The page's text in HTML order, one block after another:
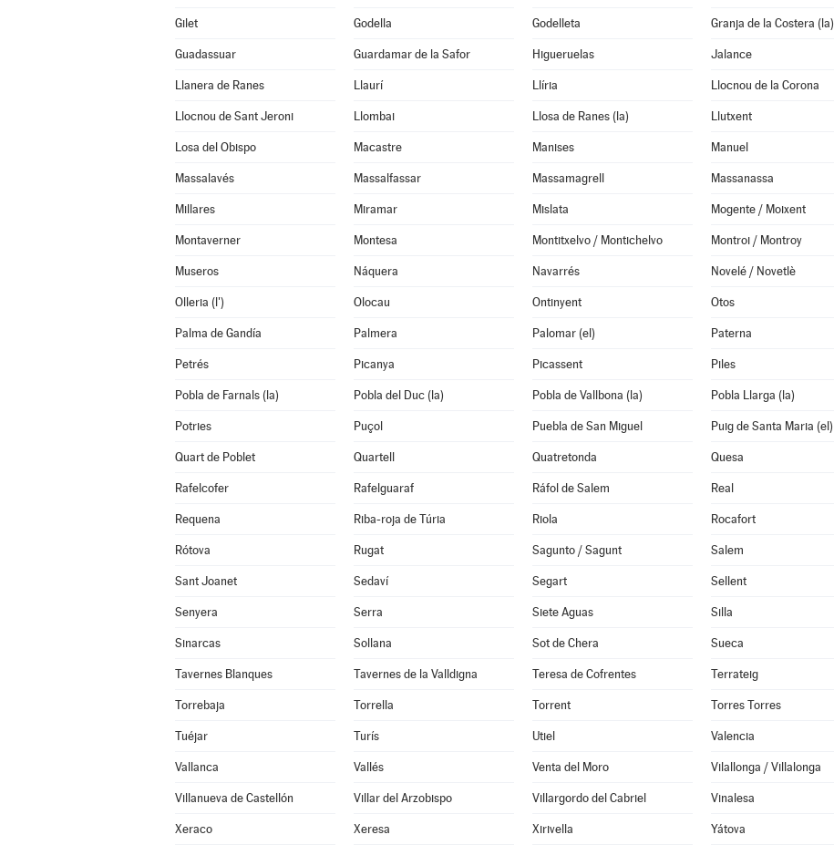
Gilet Godella Godelleta Granja de la Costera (la)
Guadassuar Guardamar de la Safor Higueruelas Jalance
Llanera de Ranes Llaurí Llíria Llocnou de la Corona
Llocnou de Sant Jeroni Llombai Llosa de Ranes (la) Llutxent
Losa del Obispo Macastre Manises Manuel
Massalavés Massalfassar Massamagrell Massanassa
Millares Miramar Mislata Mogente / Moixent
Montaverner Montesa Montitxelvo / Montichelvo Montroi / Montroy
Museros Náquera Navarrés Novelé / Novetlè
Olleria (l') Olocau Ontinyent Otos
Palma de Gandía Palmera Palomar (el) Paterna
Petrés Picanya Picassent Piles
Pobla de Farnals (la) Pobla del Duc (la) Pobla de Vallbona (la) Pobla Llarga (la)
Potries Puçol Puebla de San Miguel Puig de Santa Maria (el)
Quart de Poblet Quartell Quatretonda Quesa
Rafelcofer Rafelguaraf Ráfol de Salem Real
Requena Riba-roja de Túria Riola Rocafort
Rótova Rugat Sagunto / Sagunt Salem
Sant Joanet Sedaví Segart Sellent
Senyera Serra Siete Aguas Silla
Sinarcas Sollana Sot de Chera Sueca
Tavernes Blanques Tavernes de la Valldigna Teresa de Cofrentes Terrateig
Torrebaja Torrella Torrent Torres Torres
Tuéjar Turís Utiel Valencia
Vallanca Vallés Venta del Moro Vilallonga / Villalonga
Villanueva de Castellón Villar del Arzobispo Villargordo del Cabriel Vinalesa
Xeraco Xeresa Xirivella Yátova